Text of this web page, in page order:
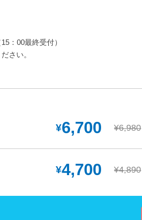
：00最終受付）
さい。
¥6,700 ¥6,980
¥4,700 ¥4,890